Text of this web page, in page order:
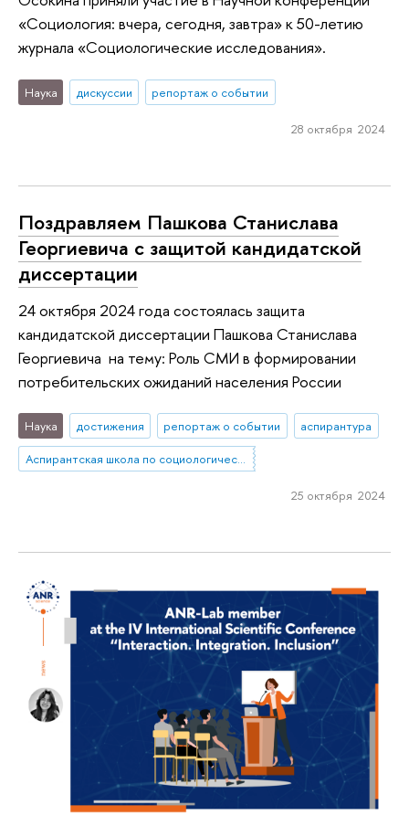
«Cоциология: вчера, сегодня, завтра» к 50-летию
журнала «Социологические исследования».
Наука дискуссии репортаж о событии
28 октября 2024
Поздравляем Пашкова Станислава
Георгиевича с защитой кандидатской
диссертации
24 октября 2024 года состоялась защита
кандидатской диссертации Пашкова Станислава
Георгиевича на тему: Роль СМИ в формировании
потребительских ожиданий населения России
Наука достижения репортаж о событии
аспирантура
Аспирантская школа по социологическим наукам
25 октября 2024